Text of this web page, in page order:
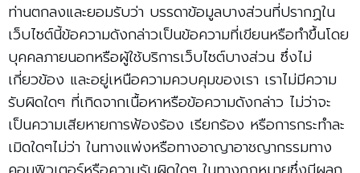
ท่านตกลงและยอมรับว่า บรรดาข้อมูลบางส่วนที่ปรากฏใน
เว็บไซต์นี้ข้อความดังกล่าวเป็นข้อความที่เขียนหรือทำขึ้นโดย
บุคคลภายนอกหรือผู้ใช้บริการเว็บไซต์บางส่วน ซึ่งไม่
เกี่ยวข้อง และอยู่เหนือความควบคุมของเรา เราไม่มีความ
รับผิดใดๆ ที่เกิดจากเนื้อหาหรือข้อความดังกล่าว ไม่ว่าจะ
เป็นความเสียหายการฟ้องร้อง เรียกร้อง หรือการกระทำละ
เมิดใดๆไม่ว่า ในทางแพ่งหรือทางอาญาอาชญากรรมทาง